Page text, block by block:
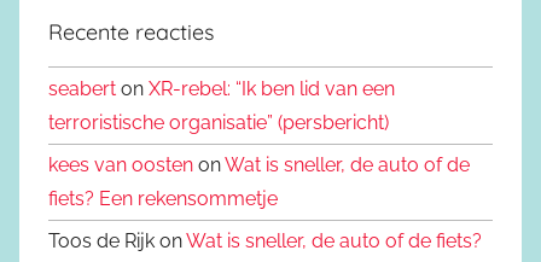
Recente reacties
seabert on XR-rebel: “Ik ben lid van een
terroristische organisatie” (persbericht)
kees van oosten onWat is sneller, de auto of de
fiets? Een rekensommetje
Toos de Rijk onWat is sneller, de auto of de fiets?